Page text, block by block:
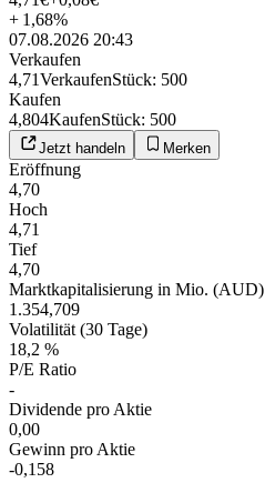
+ 1,68%
07.08.2026 20:43
Verkaufen
4,71VerkaufenStück: 500
Kaufen
4,804KaufenStück: 500
Jetzt handeln Merken
Eröffnung
4,70
Hoch
4,71
Tief
4,70
Marktkapitalisierung in Mio. (AUD)
1.354,709
Volatilität (30 Tage)
18,2 %
P/E Ratio
-
Dividende pro Aktie
0,00
Gewinn pro Aktie
-0,158